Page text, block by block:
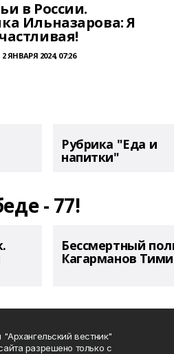
в России.
Ильназарова: Я
2 ЯНВАРЯ 2024, 07:26
Рубрика "Еда и
напитки"
- 77!
Бессмертный
Кагарманов
вестник"
разрешено только с